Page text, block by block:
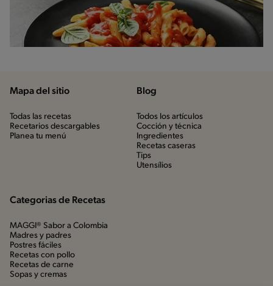
Mapa del sitio
Todas las recetas
Recetarios descargables
Planea tu menú
Blog
Todos los artículos
Cocción y técnica
Ingredientes
Recetas caseras
Tips
Utensílios
Categorias de Recetas
MAGGI® Sabor a Colombia
Madres y padres
Postres fáciles
Recetas con pollo
Recetas de carne
Sopas y cremas